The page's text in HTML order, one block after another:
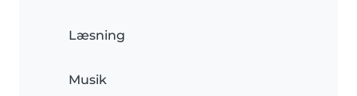
Læsning
Musik